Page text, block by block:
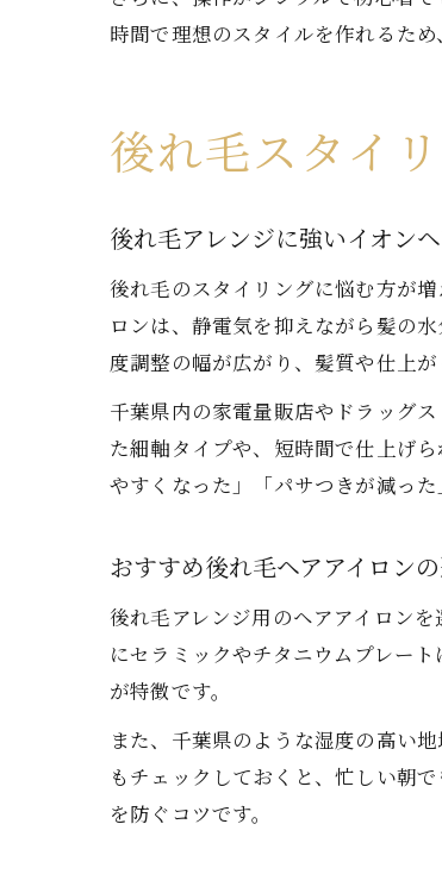
時間で理想のスタイルを作れるた
後れ毛スタイ
後れ毛アレンジに強いイオン
後れ毛のスタイリングに悩む方が
ロンは、静電気を抑えながら髪の
度調整の幅が広がり、髪質や仕上
千葉県内の家電量販店やドラッグ
た細軸タイプや、短時間で仕上げ
やすくなった」「パサつきが減っ
おすすめ後れ毛ヘアアイロン
後れ毛アレンジ用のヘアアイロン
にセラミックやチタニウムプレー
が特徴です。
また、千葉県のような湿度の高い
もチェックしておくと、忙しい朝
を防ぐコツです。